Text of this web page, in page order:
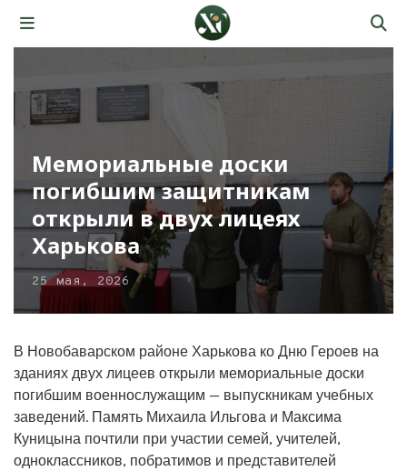
Мемориальные доски
погибшим защитникам
открыли в двух лицеях
Харькова
25 мая, 2026
В Новобаварском районе Харькова ко Дню Героев на
зданиях двух лицеев открыли мемориальные доски
погибшим военнослужащим — выпускникам учебных
заведений. Память Михаила Ильгова и Максима
Куницына почтили при участии семей, учителей,
одноклассников, побратимов и представителей